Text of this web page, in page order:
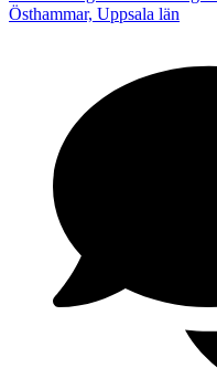
Östhammar, Uppsala län